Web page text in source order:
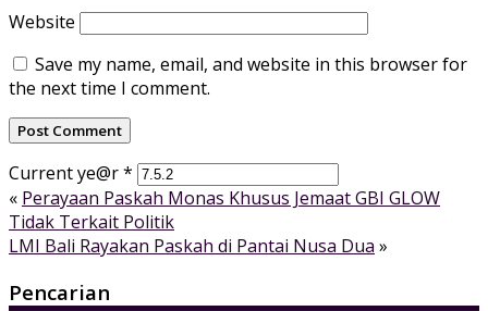
Website
Save my name, email, and website in this browser for
the next time I comment.
Current ye@r*
« Perayaan Paskah Monas Khusus Jemaat GBI GLOW
Tidak Terkait Politik
LMI Bali Rayakan Paskah di Pantai Nusa Dua »
Pencarian